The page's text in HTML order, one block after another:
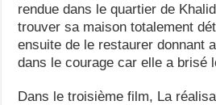
rendue dans le quartier de
trouver sa maison totalement
ensuite de le restaurer donnant
dans le courage car elle a brisé
Dans le troisième film, La